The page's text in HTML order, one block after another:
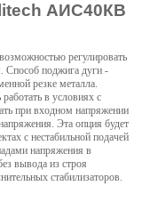
АИС40КВ
регулировать
Способ поджига дуги -
резке металла.
в условиях с
при входном напряжении
Эта опция будет
с нестабильной подачей
напряжения в
вывода из строя
стабилизаторов.